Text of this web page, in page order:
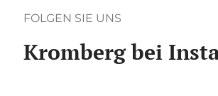
FOLGEN SIE UNS
Kromberg bei